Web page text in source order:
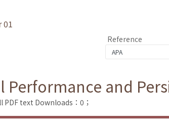
01
Reference
and
PDF text Downloads：0；